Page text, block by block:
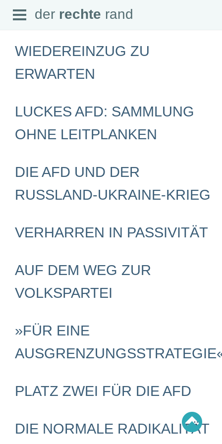
der rechte rand
Home
Suche
Magazin
Impressum
SCHWERPUNKTE
Schwerpunkt zur USA und Faschist Trump
Schwerpunkt NPD
AUSGABEN
Ausgabe 220
Ausgabe 219
Ausgabe 217
Ausgabe 216
Open
Menu
der rechte rand
WIEDEREINZUG ZU
ERWARTEN
LUCKES AFD: SAMMLUNG
OHNE LEITPLANKEN
DIE AFD UND DER
RUSSLAND-UKRAINE-KRIEG
VERHARREN IN PASSIVITÄT
AUF DEM WEG ZUR
VOLKSPARTEI
»FÜR EINE
PLATZ ZWEI FÜR DIE AFD
DIE NORMALE RADIKALITÄT